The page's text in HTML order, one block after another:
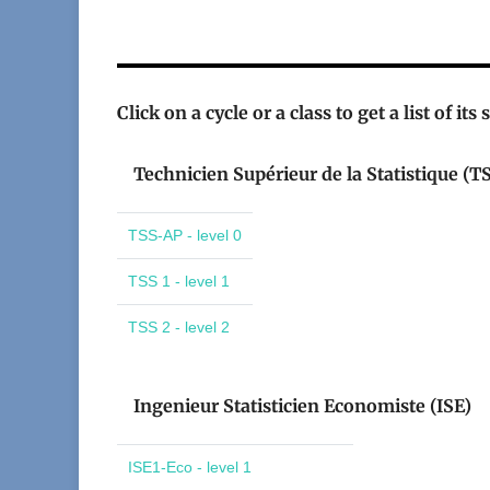
Click on a cycle or a class to get a list of its
Technicien Supérieur de la Statistique
TSS-AP - level 0
TSS 1 - level 1
TSS 2 - level 2
Ingenieur Statisticien Economiste (ISE)
ISE1-Eco - level 1